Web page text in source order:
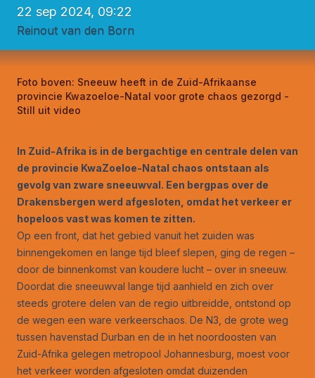
22 sep 2024, 09:22
Reinout van den Born
Foto boven: Sneeuw heeft in de Zuid-Afrikaanse
provincie Kwazoeloe-Natal voor grote chaos gezorgd -
Still uit video
In Zuid-Afrika is in de bergachtige en centrale delen van
de provincie KwaZoeloe-Natal chaos ontstaan als
gevolg van zware sneeuwval. Een bergpas over de
Drakensbergen werd afgesloten, omdat het verkeer er
hopeloos vast was komen te zitten.
Op een front, dat het gebied vanuit het zuiden was
binnengekomen en lange tijd bleef slepen, ging de regen –
door de binnenkomst van koudere lucht – over in sneeuw.
Doordat die sneeuwval lange tijd aanhield en zich over
steeds grotere delen van de regio uitbreidde, ontstond op
de wegen een ware verkeerschaos. De N3, de grote weg
tussen havenstad Durban en de in het noordoosten van
Zuid-Afrika gelegen metropool Johannesburg, moest voor
het verkeer worden afgesloten omdat duizenden